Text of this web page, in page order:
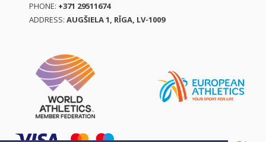
PHONE: +371 29511674
ADDRESS: AUGŠIELA 1, RĪGA, LV-1009